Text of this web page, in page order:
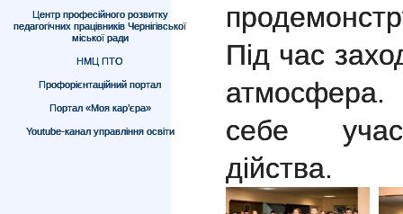
Центр професійного розвитку
педагогічних працівників Чернігівської
міської ради
НМЦ ПТО
Профорієнтаційний портал
Портал «Моя кар’єра»
Youtube-канал управління освіти
Під час
себе
дійства.